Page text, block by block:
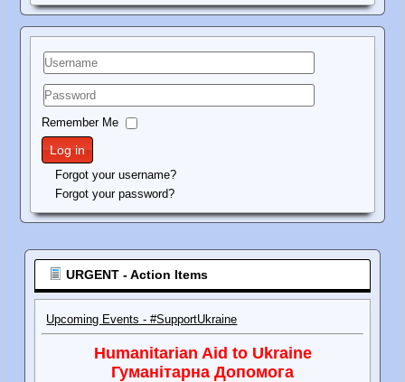
Username
Password
Remember Me
Log in
Forgot your username?
Forgot your password?
URGENT - Action Items
Upcoming Events - #SupportUkraine
Humanitarian Aid to Ukraine
Гуманітарна Допомога